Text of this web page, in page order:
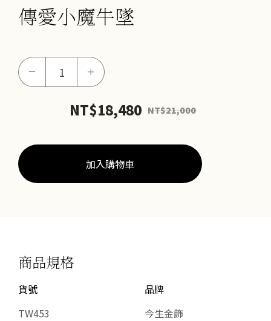
傳愛小魔牛墜
－
墜
＋
NT$18,480 NT$21,000
加入購物車
商品規格
貨號
TW453
品牌
今生金飾